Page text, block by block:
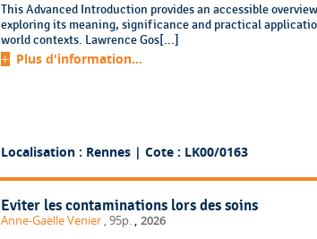
This Advanced Introduction provides an accessible
exploring its meaning, significance and practical
world contexts. Lawrence Gos[...]
Plus d'information...
Localisation : Rennes | Cote : LK00/0163
Eviter les contaminations lors des soins
Anne-Gaëlle Venier , 95p. , 2026